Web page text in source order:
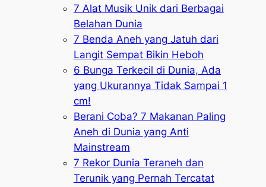
7 Alat Musik Unik dari Berbagai
Belahan Dunia
7 Benda Aneh yang Jatuh dari
Langit Sempat Bikin Heboh
6 Bunga Terkecil di Dunia, Ada
yang Ukurannya Tidak Sampai 1
cm!
Berani Coba? 7 Makanan Paling
Aneh di Dunia yang Anti
Mainstream
7 Rekor Dunia Teraneh dan
Terunik yang Pernah Tercatat